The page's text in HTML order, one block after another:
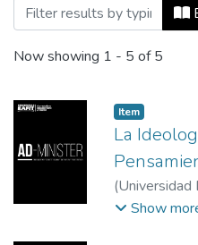
Browsing AD-
Now showing 1 - 5 of 5
Item
La
(Universidad
Lucía Garcés
Show